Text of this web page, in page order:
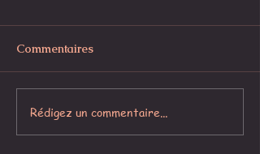
Commentaires
Rédigez un commentaire...